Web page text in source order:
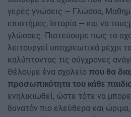
γερές γνώσεις — Γλώσσα,
επιστήμες, Ιστορία — και να
γλώσσες. Πιστεύουμε πως το
λειτουργεί υποχρεωτικά μέχρι
καλύπτοντας τις σύγχρονες
Θέλουμε ένα σχολείο που θα
προσωπικότητα του κάθε
ενηλικιωθεί, ώστε τότε να
δυνατόν πιο ελεύθερα και